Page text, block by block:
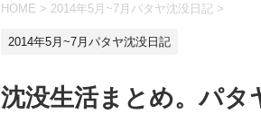
HOME > 2014年5月~7月パタヤ沈没日記 >
2014年5月~7月パタヤ沈没日記
沈没生活まとめ。パタ